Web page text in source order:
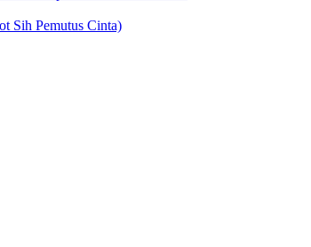
Sih Pemutus Cinta)